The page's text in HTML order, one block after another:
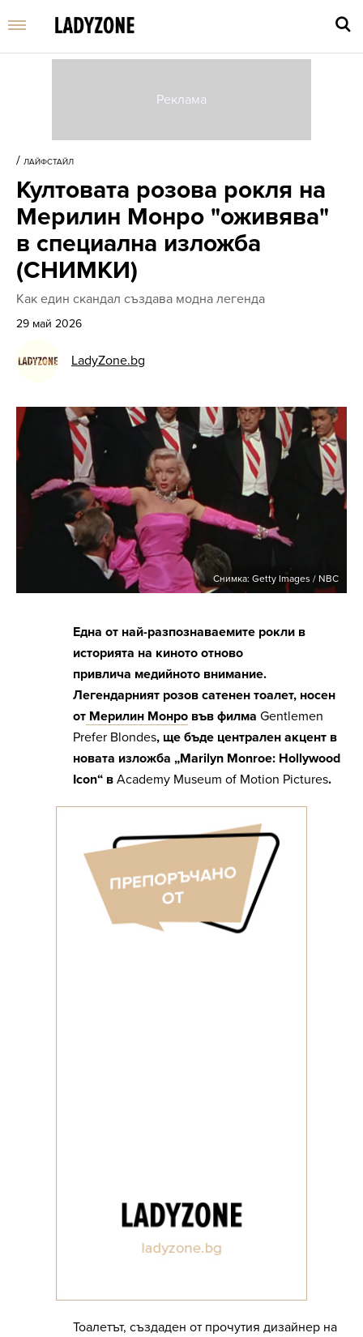
/ ЛАЙФСТАЙЛ
Култовата розова рокля на
Мерилин Монро "оживява"
в специална изложба
(СНИМКИ)
Как един скандал създава модна легенда
29 май 2026
LadyZone.bg
Снимка: Getty Images / NBC
Една от най-разпознаваемите рокли в
историята на киното отново
привлича медийното внимание.
Легендарният розов сатенен тоалет, носен
от Мерилин Монро във филма Gentlemen
Prefer Blondes, ще бъде централен акцент в
новата изложба „Marilyn Monroe: Hollywood
Icon“ в Academy Museum of Motion Pictures.
Тоалетът, създаден от прочутия дизайнер на